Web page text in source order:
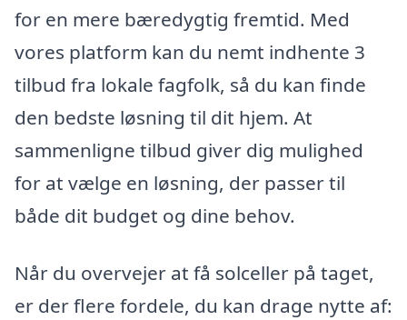
for en mere bæredygtig fremtid. Med
vores platform kan du nemt indhente 3
tilbud fra lokale fagfolk, så du kan finde
den bedste løsning til dit hjem. At
sammenligne tilbud giver dig mulighed
for at vælge en løsning, der passer til
både dit budget og dine behov.
Når du overvejer at få solceller på taget,
er der flere fordele, du kan drage nytte af: